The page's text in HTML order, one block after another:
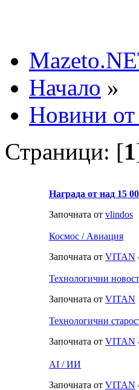
Начало »
Новини от
Страници: [1
Награда от над 15
Започната от vlindos
Космос / Авиация
Започната от VITAN
Технологични
Започната от VITAN
Технологични
Започната от VITAN
AI / ИИ
Започната от VITAN